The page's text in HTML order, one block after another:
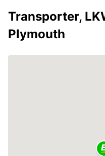
Transporter,
Plymouth